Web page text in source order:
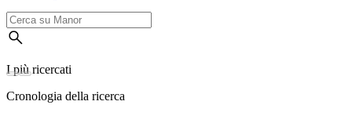
I più ricercati
Cronologia della ricerca